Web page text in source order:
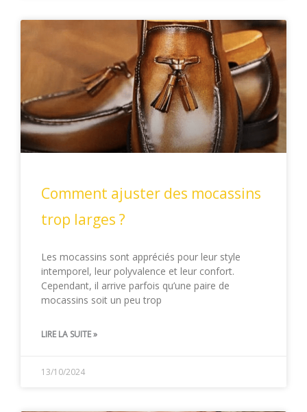
Comment ajuster des mocassins
trop larges ?
Les mocassins sont appréciés pour leur style
intemporel, leur polyvalence et leur confort.
Cependant, il arrive parfois qu’une paire de
mocassins soit un peu trop
LIRE LA SUITE »
13/10/2024